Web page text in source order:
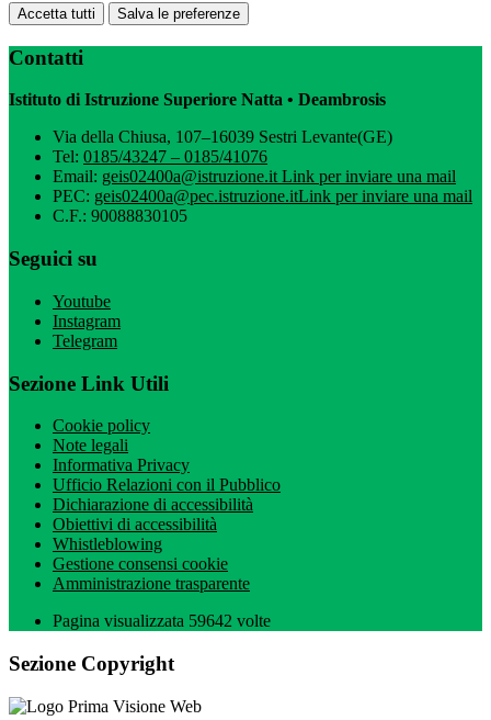
Accetta tutti Salva le preferenze
Contatti
Istituto di Istruzione Superiore Natta • Deambrosis
Via della Chiusa, 107–16039 Sestri Levante(GE)
Tel: 0185/43247 – 0185/41076
Email: geis02400a@istruzione.itLink per inviare una mail
PEC: geis02400a@pec.istruzione.itLink per inviare una mail
C.F.: 90088830105
Seguici su
Youtube
Instagram
Telegram
Sezione Link Utili
Cookie policy
Note legali
Informativa Privacy
Ufficio Relazioni con il Pubblico
Dichiarazione di accessibilità
Obiettivi di accessibilità
Whistleblowing
Gestione consensi cookie
Amministrazione trasparente
Pagina visualizzata 59642 volte
Sezione Copyright